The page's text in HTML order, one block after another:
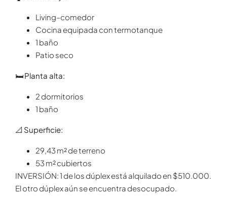
Living–comedor
Cocina equipada con termotanque
1 baño
Patio seco
🛏Planta alta:
2 dormitorios
1 baño
📐 Superficie:
29,43 m² de terreno
53 m² cubiertos
INVERSIÓN: 1 de los dúplex está alquilado en $510.000.
El otro dúplex aún se encuentra desocupado.